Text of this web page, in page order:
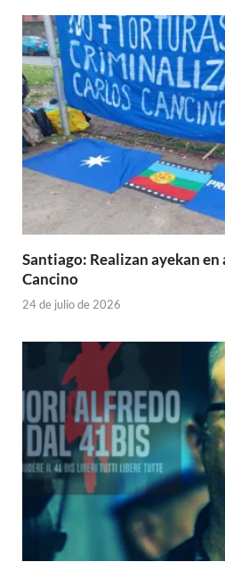
Santiago: Realizan ayekan en
Cancino
24 de julio de 2026